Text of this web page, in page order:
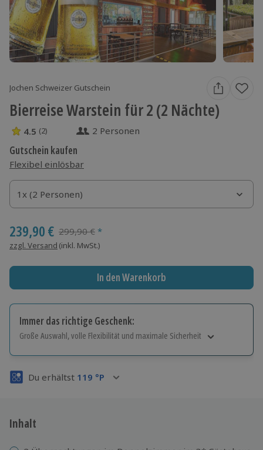
Jochen Schweizer Gutschein
Bierreise Warstein für 2 (2 Nächte)
4.5 Sterne von 5 aus 2 Bewertungen
4.5 (2) 2 Personen
Gutschein kaufen
Flexibel einlösbar
1x (2 Personen)
1x (2 Personen)
1x (2 Personen)
239,90 € Streichpreis
299,90 € *
zzgl. Versand (inkl. MwSt.)
In den Warenkorb
Immer das richtige Geschenk:
Große Auswahl, volle Flexibilität und maximale Sicherheit
Volle Flexibilität
3 Jahre gültig & verlängerbar.
Du erhältst 119 °P
Inhalt